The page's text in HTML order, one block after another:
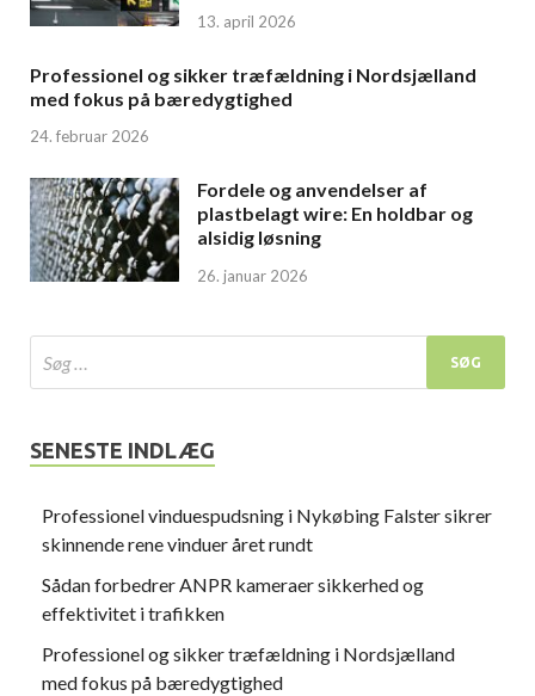
13. april 2026
Professionel og sikker træfældning i Nordsjælland
med fokus på bæredygtighed
24. februar 2026
Fordele og anvendelser af
plastbelagt wire: En holdbar og
alsidig løsning
26. januar 2026
SENESTE INDLÆG
Professionel vinduespudsning i Nykøbing Falster sikrer
skinnende rene vinduer året rundt
Sådan forbedrer ANPR kameraer sikkerhed og
effektivitet i trafikken
Professionel og sikker træfældning i Nordsjælland
med fokus på bæredygtighed